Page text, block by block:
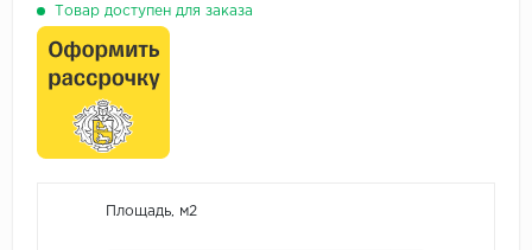
Товар доступен для заказа
Площадь, м2